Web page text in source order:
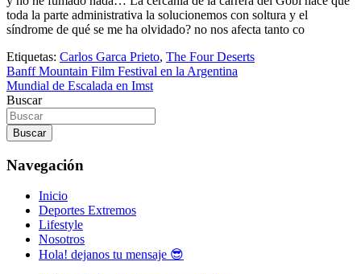
toda la parte administrativa la solucionemos con soltura y el
síndrome de qué se me ha olvidado? no nos afecta tanto co
Etiquetas: Carlos Garca Prieto, The Four Deserts
Navegación
de
entradas
Banff Mountain Film Festival en la Argentina
Mundial de Escalada en Imst
Buscar
Buscar
Navegación
Inicio
Deportes Extremos
Lifestyle
Nosotros
Hola! dejanos tu mensaje 😎